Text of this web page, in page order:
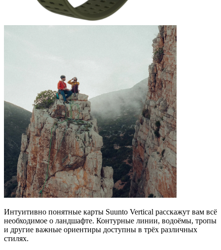
Интуитивно понятные карты Suunto Vertical расскажут вам всё
необходимое о ландшафте. Контурные линии, водоёмы, тропы
и другие важные ориентиры доступны в трёх различных
стилях.